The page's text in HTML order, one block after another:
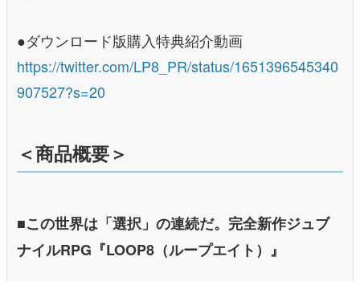
●ダウンロード版購入特典紹介動画
https://twitter.com/LP8_PR/status/1651396545340
907527?s=20
＜商品概要＞
■この世界は「選択」の連続だ。完全新作ジュブ
ナイルRPG『LOOP8（ループエイト）』